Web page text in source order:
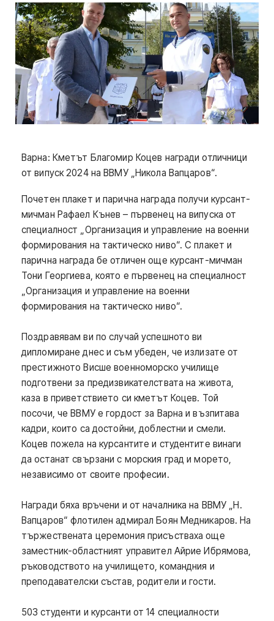
Варна: Кметът Благомир Коцев награди отличници
от випуск 2024 на ВВМУ „Никола Вапцаров“.
Почетен плакет и парична награда получи курсант-
мичман Рафаел Кънев – първенец на випуска от
специалност „Организация и управление на военни
формирования на тактическо ниво“. С плакет и
парична награда бе отличен още курсант-мичман
Тони Георгиева, която е първенец на специалност
„Организация и управление на военни
формирования на тактическо ниво“.
Поздравявам ви по случай успешното ви
дипломиране днес и съм убеден, че излизате от
престижното Висше военноморско училище
подготвени за предизвикателствата на живота,
каза в приветствието си кметът Коцев. Той
посочи, че ВВМУ е гордост за Варна и възпитава
кадри, които са достойни, доблестни и смели.
Коцев пожела на курсантите и студентите винаги
да останат свързани с морския град и морето,
независимо от своите професии.
Награди бяха връчени и от началника на ВВМУ „Н.
Вапцаров“ флотилен адмирал Боян Медникаров. На
тържествената церемония присъстваха още
заместник-областният управител Айрие Ибрямова,
ръководството на училището, командния и
преподавателски състав, родители и гости.
503 студенти и курсанти от 14 специалности